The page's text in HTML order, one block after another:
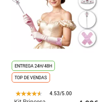
ENTREGA 24H/48H
TOP DE VENDAS
4.53/5.00